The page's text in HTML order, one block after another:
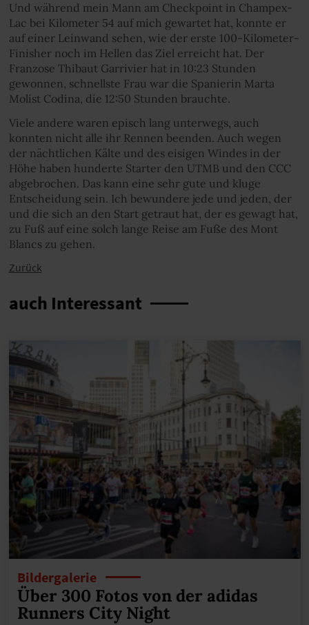
Und während mein Mann am Checkpoint in Champex-
Lac bei Kilometer 54 auf mich gewartet hat, konnte er
auf einer Leinwand sehen, wie der erste 100-Kilometer-
Finisher noch im Hellen das Ziel erreicht hat. Der
Franzose Thibaut Garrivier hat in 10:23 Stunden
gewonnen, schnellste Frau war die Spanierin Marta
Molist Codina, die 12:50 Stunden brauchte.
Viele andere waren episch lang unterwegs, auch
konnten nicht alle ihr Rennen beenden. Auch wegen
der nächtlichen Kälte und des eisigen Windes in der
Höhe haben hunderte Starter den UTMB und den CCC
abgebrochen. Das kann eine sehr gute und kluge
Entscheidung sein. Ich bewundere jede und jeden, der
und die sich an den Start getraut hat, der es gewagt hat,
zu Fuß auf eine solch lange Reise am Fuße des Mont
Blancs zu gehen.
Zurück
auch Interessant
Bildergalerie
Über 300 Fotos von der adidas
Runners City Night